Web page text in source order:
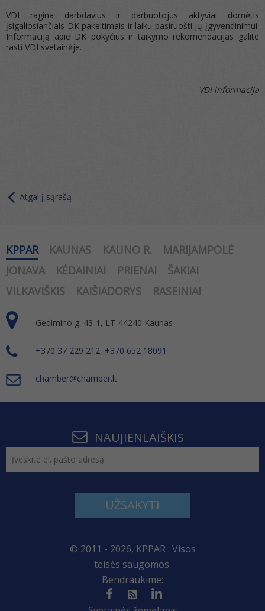
VDI ragina darbdavius ir darbuotojus aktyviai domėtis
įsigaliosiančiais DK pakeitimais ir laiku pasiruošti jų įgyvendinimui.
Informaciją apie DK pokyčius ir taikymo rekomendacijas galite
rasti VDI svetainėje.
VDI informacija
Atgal į sąrašą
KPPAR KAUNAS KAUNO R.
MARIJAMPOLĖ
JONAVA
KĖDAINIAI PRIENAI
ŠAKIAI
VILKAVIŠKIS
KAIŠIADORYS RASEINIAI
Gedimino g. 43-1, LT-44240 Kaunas
+370 37 229 212, +370 652 18091
chamber@chamber.lt
NAUJIENLAIŠKIS
UŽSAKYTI
© 2011 - 2026, KPPAR . Visos
teisės saugomos.
Bendraukime: